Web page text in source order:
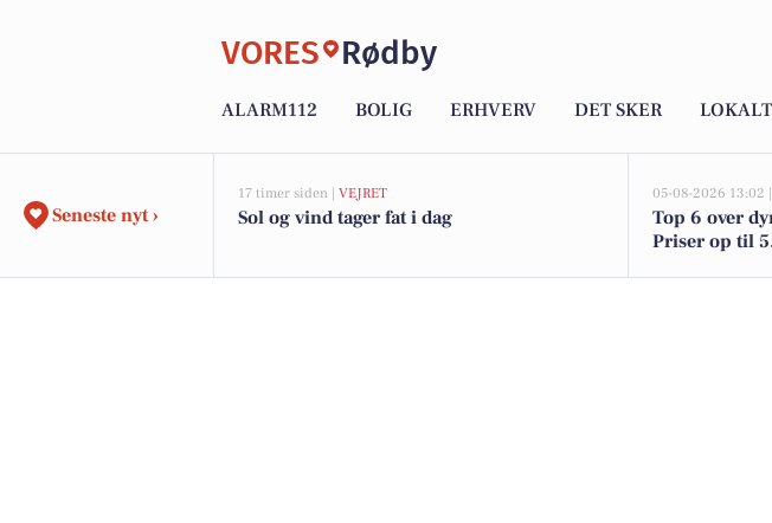
VORES Rødby
ALARM112 BOLIG ERHVERV DET SKER
Seneste nyt ›
17 timer siden | VEJRET
Sol og vind tager fat i dag
05-08-2026 13:02 |
Top 6 over
Priser op til